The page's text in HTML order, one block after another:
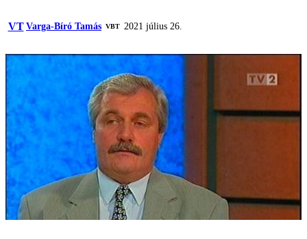
VT Varga-Bíró Tamás VBT 2021 július 26.